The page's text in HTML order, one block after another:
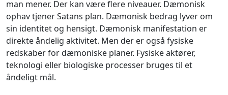
man mener. Der kan være flere niveauer. Dæmonisk
ophav tjener Satans plan. Dæmonisk bedrag lyver om
sin identitet og hensigt. Dæmonisk manifestation er
direkte åndelig aktivitet. Men der er også fysiske
redskaber for dæmoniske planer. Fysiske aktører,
teknologi eller biologiske processer bruges til et
åndeligt mål.